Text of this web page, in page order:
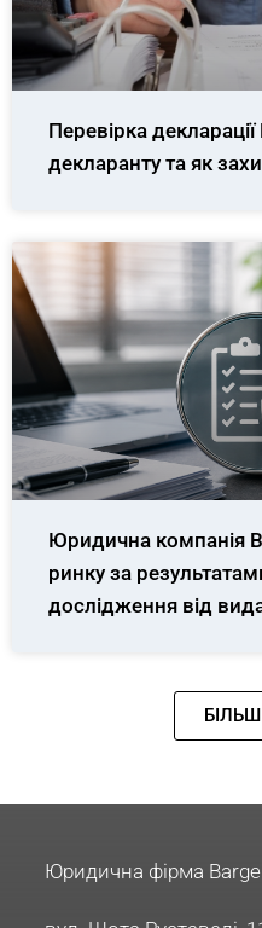
Перевірка
декларанту та як
Юридична компанія
ринку за
дослідження від
Юридична фірма